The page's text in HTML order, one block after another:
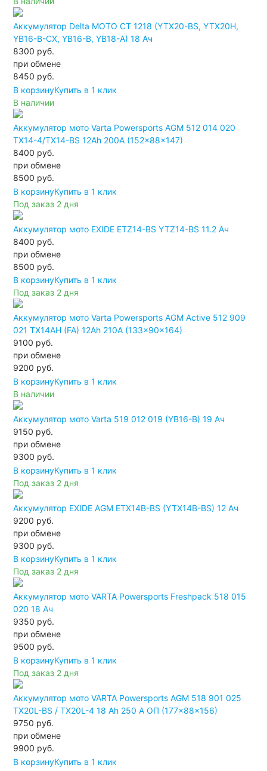
Аккумулятор Delta MOTO CT 1218 (YTX20-BS, YTX20H,
YB16-B-CX, YB16-B, YB18-A) 18 Ач
8300 руб.
при обмене
8450 руб.
В корзинуКупить в 1 клик
В наличии
Аккумулятор мото Varta Powersports AGM 512 014 020
TX14-4/TX14-BS 12Ah 200A (152x88x147)
8400 руб.
при обмене
8500 руб.
В корзинуКупить в 1 клик
Под заказ 2 дня
Аккумулятор мото EXIDE ETZ14-BS YTZ14-BS 11.2 Ач
8400 руб.
при обмене
8500 руб.
В корзинуКупить в 1 клик
Под заказ 2 дня
Аккумулятор мото Varta Powersports AGM Active 512 909
021 TX14AH (FA) 12Ah 210A (133x90x164)
9100 руб.
при обмене
9200 руб.
В корзинуКупить в 1 клик
В наличии
Аккумулятор мото Varta 519 012 019 (YB16-B) 19 Ач
9150 руб.
при обмене
9300 руб.
В корзинуКупить в 1 клик
Под заказ 2 дня
Аккумулятор EXIDE AGM ETX14B-BS (YTX14B-BS) 12 Ач
9200 руб.
при обмене
9300 руб.
В корзинуКупить в 1 клик
Под заказ 2 дня
Аккумулятор мото VARTA Powersports Freshpack 518 015
020 18 Ач
9350 руб.
при обмене
9500 руб.
В корзинуКупить в 1 клик
Под заказ 2 дня
Аккумулятор мото VARTA Powersports AGM 518 901 025
TX20L-BS / TX20L-4 18 Ah 250 A ОП (177x88x156)
9750 руб.
при обмене
9900 руб.
В корзинуКупить в 1 клик